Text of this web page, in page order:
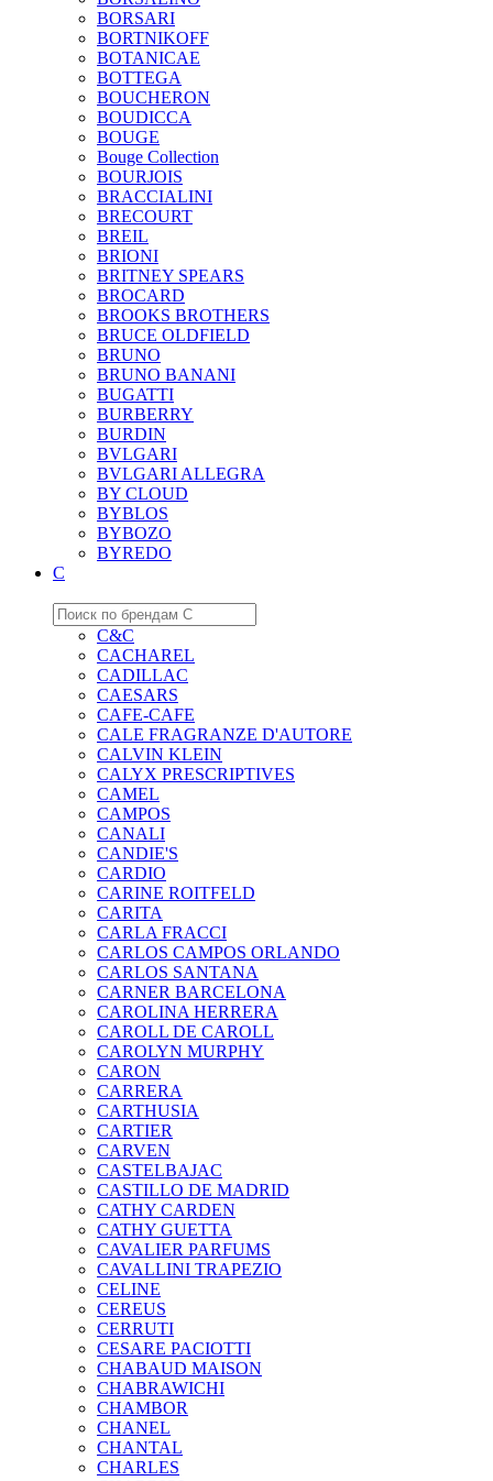
BORSARI
BORTNIKOFF
BOTANICAE
BOTTEGA
BOUCHERON
BOUDICCA
BOUGE
Bouge Collection
BOURJOIS
BRACCIALINI
BRECOURT
BREIL
BRIONI
BRITNEY SPEARS
BROCARD
BROOKS BROTHERS
BRUCE OLDFIELD
BRUNO
BRUNO BANANI
BUGATTI
BURBERRY
BURDIN
BVLGARI
BVLGARI ALLEGRA
BY CLOUD
BYBLOS
BYBOZO
BYREDO
C
C&C
CACHAREL
CADILLAC
CAESARS
CAFE-CAFE
CALE FRAGRANZE D'AUTORE
CALVIN KLEIN
CALYX PRESCRIPTIVES
CAMEL
CAMPOS
CANALI
CANDIE'S
CARDIO
CARINE ROITFELD
CARITA
CARLA FRACCI
CARLOS CAMPOS ORLANDO
CARLOS SANTANA
CARNER BARCELONA
CAROLINA HERRERA
CAROLL DE CAROLL
CAROLYN MURPHY
CARON
CARRERA
CARTHUSIA
CARTIER
CARVEN
CASTELBAJAC
CASTILLO DE MADRID
CATHY CARDEN
CATHY GUETTA
CAVALIER PARFUMS
CAVALLINI TRAPEZIO
CELINE
CEREUS
CERRUTI
CESARE PACIOTTI
CHABAUD MAISON
CHABRAWICHI
CHAMBOR
CHANEL
CHANTAL
CHARLES